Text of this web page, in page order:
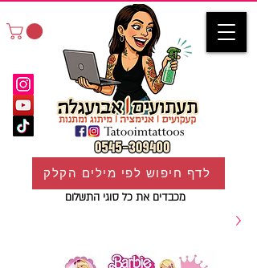
מכבדים את כל סוגי התשלום
לדף חיפוש לפי מילים הקלק